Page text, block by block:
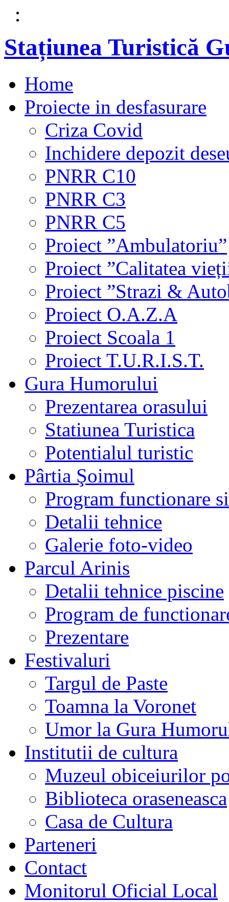
Stațiunea Turistică
Home
Proiecte in desfasurare
Criza Covid
Inchidere depozit
PNRR C10
PNRR C3
PNRR C5
Proiect ”Ambulatoriu”
Proiect ”Calitatea
Proiect ”Strazi &
Proiect O.A.Z.A
Proiect Scoala 1
Proiect T.U.R.I.S.T.
Gura Humorului
Prezentarea orasului
Statiunea Turistica
Potentialul turistic
Pârtia Şoimul
Program functionare
Detalii tehnice
Galerie foto-video
Parcul Arinis
Detalii tehnice piscine
Program de
Prezentare
Festivaluri
Targul de Paste
Toamna la Voronet
Umor la Gura
Institutii de cultura
Muzeul obiceiurilor
Biblioteca oraseneasca
Casa de Cultura
Parteneri
Contact
Monitorul Oficial Local